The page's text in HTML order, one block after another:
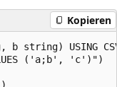
Kopieren
b string) USING
('a;b', 'c')")